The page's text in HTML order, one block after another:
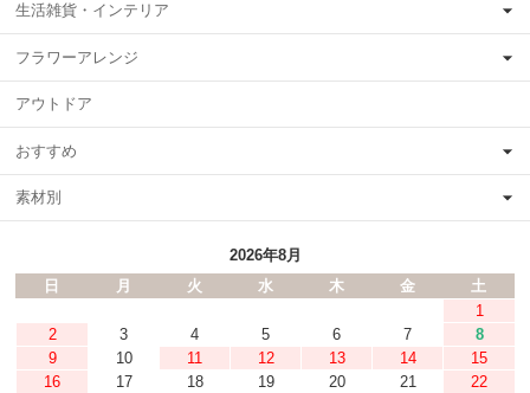
生活雑貨・インテリア
フラワーアレンジ
アウトドア
おすすめ
素材別
2026年8月
日
月 火 水 木 金
土
1
2
3 4 5 6 7
8
9
10 11 12 13 14
15
16
17 18 19 20 21
22